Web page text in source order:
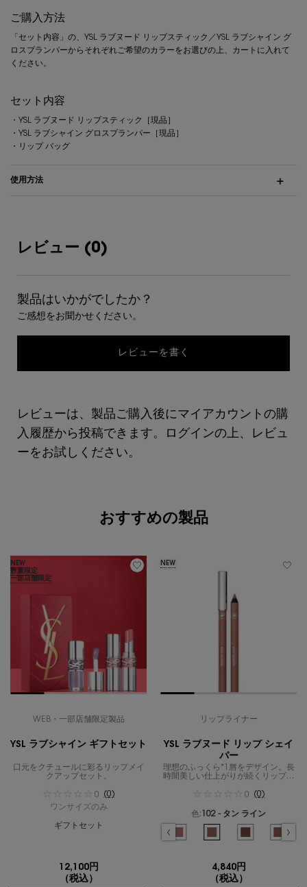
ご購入方法
「セット内容」の、YSL ラブヌード リップスティック／YSL ラブシャイン グ
ロスプランパーからそれぞれご希望のカラーをお選びの上、カートに入れて
ください。
セット内容
・YSL ラブヌード リップスティック［現品］
・YSL ラブシャイン グロスプランパー［現品］
・リップ バッグ
使⽤⽅法
レビュー (0)
製品はいかがでしたか？
ご感想をお聞かせください。
レビューを書く
レビューは、製品ご購入後にマイアカウントの購
入履歴から投稿できます。ログインの上、レビュ
ーをお試しください。
おすすめの製品
NEW
数量限定
一部店舗限定
WEB・一部店舗限定製品
YSL ラブシャイン ギフトセット
口元をクチュールに彩るリップメイ
クアップセット。
0
(0)
ワンサイズのみ
ギフトセット
12,100円
（税込）
NEW
リップライナー
YSL ラブヌード リップ シェイ
パー
理想のふっくら*1唇をデザイン。長
時間美しい仕上がりが続くリップラ
0
(0)
色: 102 - タン ライン
色を選択してください
{1} の場合
選択済み
商品バリエーションは在庫切れです, 1 -
44 - ヌード ラヴァリエール のカ
102 - タン ライン のカ
103 - ブラッシ
選択済
104 -
4,840円
（税込）